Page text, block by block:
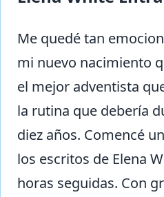
Me quedé tan
mi nuevo nacimiento
el mejor adventista
la rutina que debería
diez años. Comencé
los escritos de Elena
horas seguidas. Con